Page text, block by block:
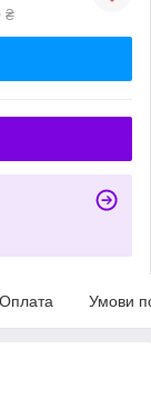
₴
Оплата Умови